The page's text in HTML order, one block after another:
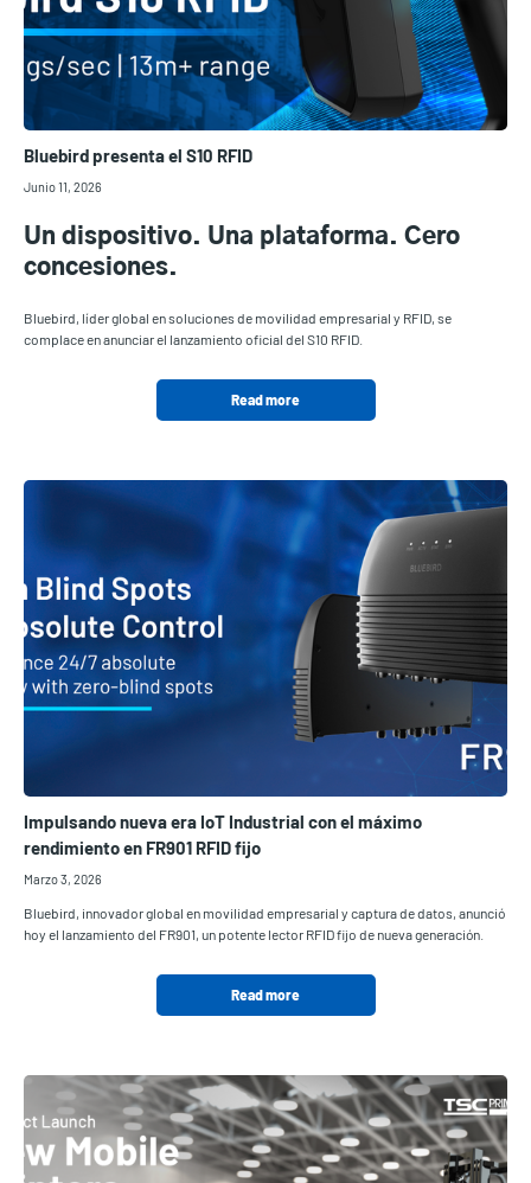
Bluebird presenta el S10 RFID
Junio 11, 2026
Un dispositivo. Una plataforma. Cero
concesiones.
Bluebird, líder global en soluciones de movilidad empresarial y RFID, se
complace en anunciar el lanzamiento oficial del S10 RFID.
Read more
Impulsando nueva era IoT Industrial con el máximo
rendimiento en FR901 RFID fijo
Marzo 3, 2026
Bluebird, innovador global en movilidad empresarial y captura de datos, anunció
hoy el lanzamiento del FR901, un potente lector RFID fijo de nueva generación.
Read more